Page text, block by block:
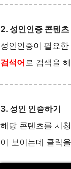
2. 성인인증 콘텐츠
성인인증이 필요
검색어 로 검색을
3. 성인 인증하기
해당 콘텐츠를 시
이 보이는데 클릭